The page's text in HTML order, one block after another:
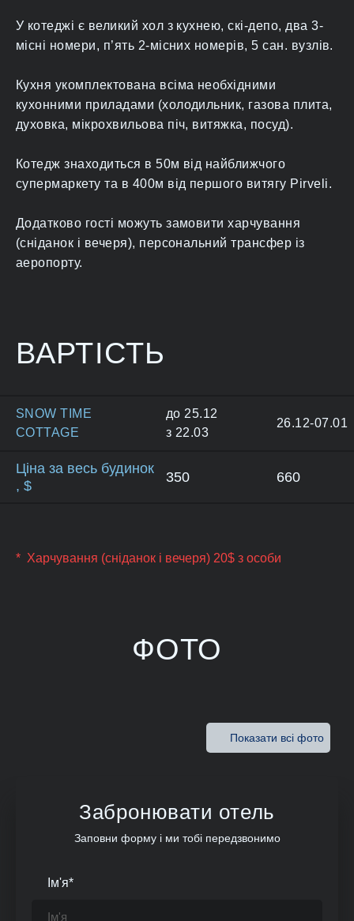
У котеджі є великий хол з кухнею, скі-депо, два 3-
місні номери, п’ять 2-місних номерів, 5 сан. вузлів.
Кухня укомплектована всіма необхідними
кухонними приладами (холодильник, газова плита,
духовка, мікрохвильова піч, витяжка, посуд).
Котедж знаходиться в 50м від найближчого
супермаркету та в 400м від першого витягу Pirveli.
Додатково гості можуть замовити харчування
(сніданок і вечеря), персональний трансфер із
аеропорту.
ВАРТІСТЬ
SNOW TIME
COTTAGE
до 25.12
з 22.03
26.12-07.01
Ціна за весь будинок
, $
350 660
* Харчування (сніданок і вечеря) 20$ з особи
ФОТО
Показати всі фото
Забронювати отель
Заповни форму і ми тобі передзвонимо
Ім'я*